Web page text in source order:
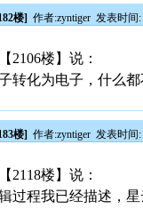
楼] 作者:zyntiger 发表时间:
2106楼】说：
转化为电子，什么
楼] 作者:zyntiger 发表时间:
2118楼】说：
过程我已经描述，